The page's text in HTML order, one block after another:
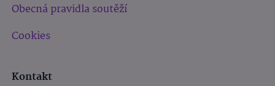
Obecná pravidla soutěží
Cookies
Kontakt